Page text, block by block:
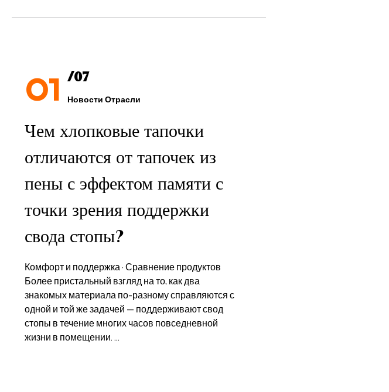
01 /07
Новости Отрасли
Чем хлопковые тапочки
отличаются от тапочек из
пены с эффектом памяти с
точки зрения поддержки
свода стопы?
Комфорт и поддержка · Сравнение продуктов
Более пристальный взгляд на то, как два
знакомых материала по-разному справляются с
одной и той же задачей — поддерживают свод
стопы в течение многих часов повседневной
жизни в помещении. ...